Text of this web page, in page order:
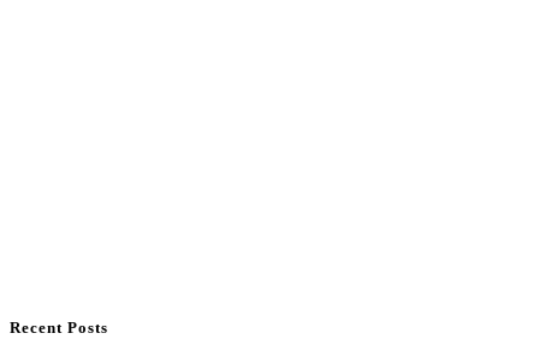
Recent Posts